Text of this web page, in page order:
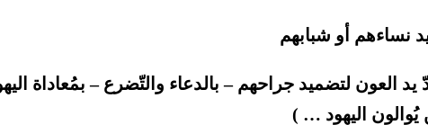
نساءهم أو شبابهم
يد العون لتضميد جراحهم – بالدعاء والتّضرع – بمُعاداة
يُوالون اليهود … )